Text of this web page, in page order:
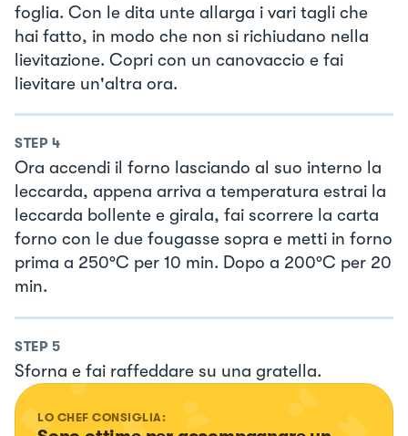
foglia. Con le dita unte allarga i vari tagli che
hai fatto, in modo che non si richiudano nella
lievitazione. Copri con un canovaccio e fai
lievitare un'altra ora.
STEP 4
Ora accendi il forno lasciando al suo interno la
leccarda, appena arriva a temperatura estrai la
leccarda bollente e girala, fai scorrere la carta
forno con le due fougasse sopra e metti in forno
prima a 250°C per 10 min. Dopo a 200°C per 20
min.
STEP 5
Sforna e fai raffeddare su una gratella.
LO CHEF CONSIGLIA: